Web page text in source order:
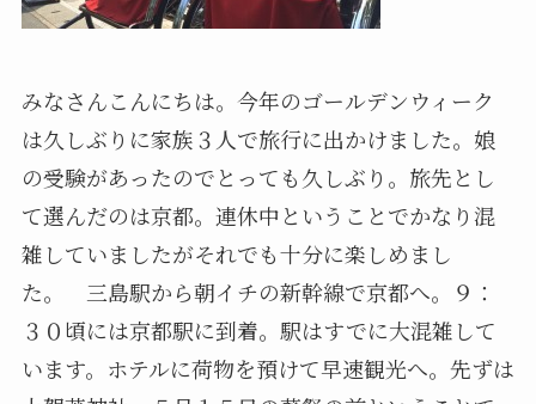
みなさんこんにちは。今年のゴールデンウィーク
は久しぶりに家族３人で旅行に出かけました。娘
の受験があったのでとっても久しぶり。旅先とし
て選んだのは京都。連休中ということでかなり混
雑していましたがそれでも十分に楽しめまし
た。 三島駅から朝イチの新幹線で京都へ。９：
３０頃には京都駅に到着。駅はすでに大混雑して
います。ホテルに荷物を預けて早速観光へ。先ずは